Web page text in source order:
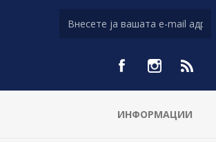
ИНФОРМАЦИИ